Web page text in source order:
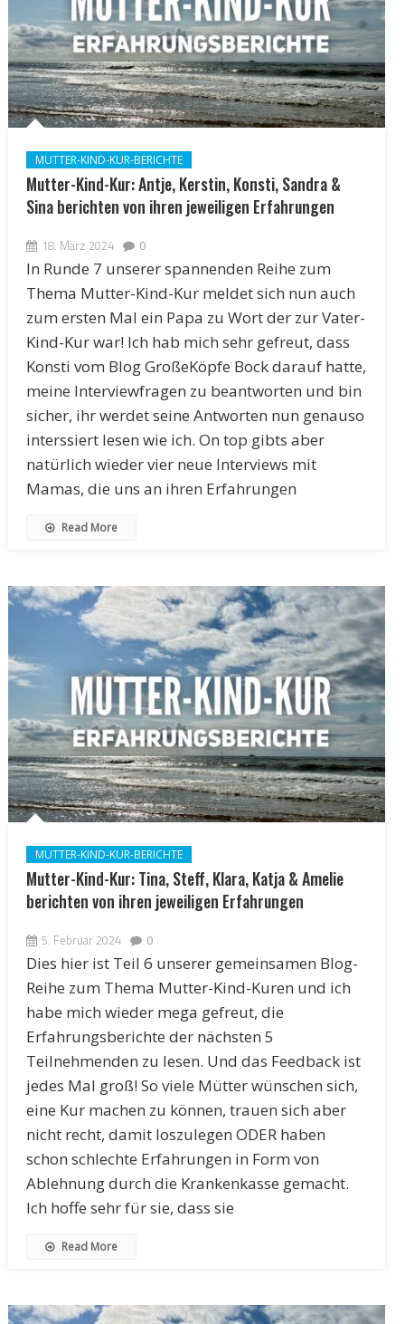
MUTTER-KIND-KUR-BERICHTE
Mutter-Kind-Kur: Antje, Kerstin, Konsti, Sandra &
Sina berichten von ihren jeweiligen Erfahrungen
18. März 2024 0
In Runde 7 unserer spannenden Reihe zum
Thema Mutter-Kind-Kur meldet sich nun auch
zum ersten Mal ein Papa zu Wort der zur Vater-
Kind-Kur war! Ich hab mich sehr gefreut, dass
Konsti vom Blog GroßeKöpfe Bock darauf hatte,
meine Interviewfragen zu beantworten und bin
sicher, ihr werdet seine Antworten nun genauso
interssiert lesen wie ich. On top gibts aber
natürlich wieder vier neue Interviews mit
Mamas, die uns an ihren Erfahrungen
Read More
MUTTER-KIND-KUR-BERICHTE
Mutter-Kind-Kur: Tina, Steff, Klara, Katja & Amelie
berichten von ihren jeweiligen Erfahrungen
5. Februar 2024 0
Dies hier ist Teil 6 unserer gemeinsamen Blog-
Reihe zum Thema Mutter-Kind-Kuren und ich
habe mich wieder mega gefreut, die
Erfahrungsberichte der nächsten 5
Teilnehmenden zu lesen. Und das Feedback ist
jedes Mal groß! So viele Mütter wünschen sich,
eine Kur machen zu können, trauen sich aber
nicht recht, damit loszulegen ODER haben
schon schlechte Erfahrungen in Form von
Ablehnung durch die Krankenkasse gemacht.
Ich hoffe sehr für sie, dass sie
Read More